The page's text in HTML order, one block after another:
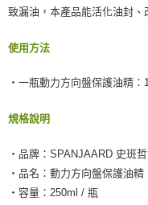
恩沛科技股份有限公司將有權
致漏油，本產品能活化油封、
使用方法
‧一瓶動力方向盤保護油精：
規格說明
‧品牌：SPANJAARD 史班哲
‧品名：動力方向盤保護油精
‧容量：250ml / 瓶